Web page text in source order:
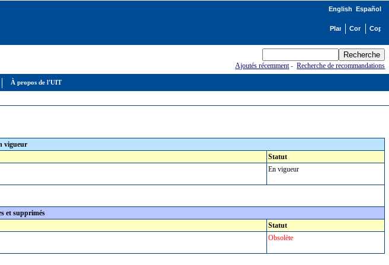
À propos de l'UIT
English Español
Ajoutés récemment-Recherche de recommandations
vigueur
Statut
En vigueur
et supprimés
Statut
Obsolète